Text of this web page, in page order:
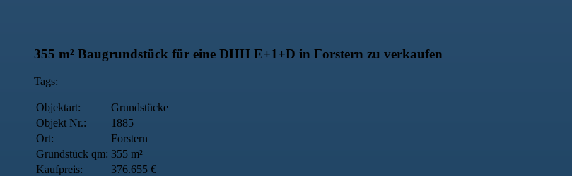
355 m² Baugrundstück für eine DHH E+1+D in Forstern zu verkaufen
Tags:
Objektart:
Grundstücke
Objekt Nr.:
1885
Ort:
Forstern
Grundstück qm: 355 m²
Kaufpreis:
376.655 €